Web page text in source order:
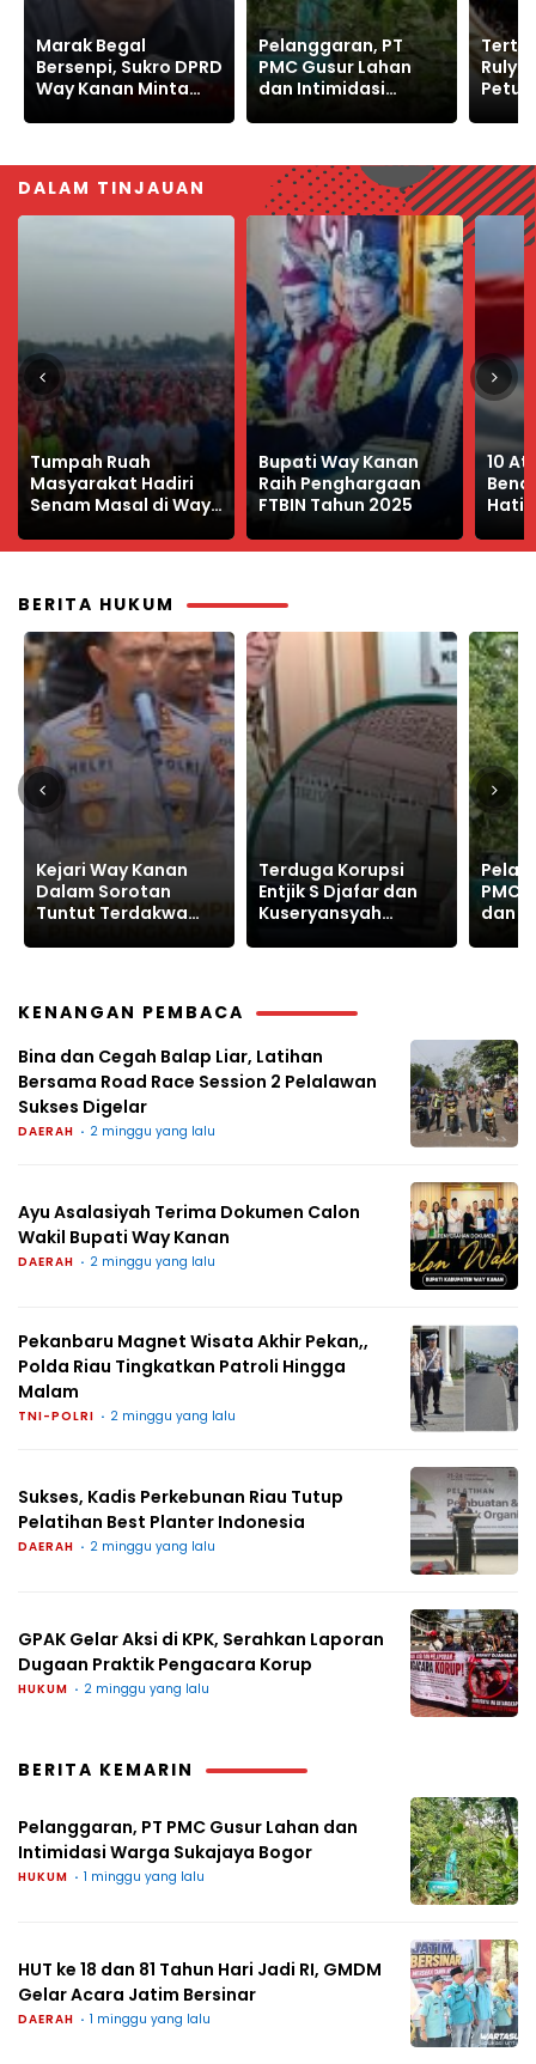
Pelanggaran, PT
PMC Gusur Lahan
dan Intimidasi
Bogor
Tertangkap Sudah,
Ruly Sempat Upload
Petunjuk “Saya
Orang Ini”
Way
DALAM TINJAUAN
Bupati Way Kanan
Raih Penghargaan
FTBIN Tahun 2025
10 Aturan Pasang
Bendera Merah Putih,
Hati-hati Melanggar
Jadi
BERITA HUKUM
Terduga Korupsi
Entjik S Djafar dan
Kuseryansyah
Pelanggaran, PT
PMC Gusur Lahan
dan Intimidasi
KPK,
KENANGAN PEMBACA
Bina dan Cegah Balap Liar, Latihan
Bersama Road Race Session 2 Pelalawan
Sukses Digelar
DAERAH 2 minggu yang lalu
Ayu Asalasiyah Terima Dokumen Calon
Wakil Bupati Way Kanan
DAERAH 2 minggu yang lalu
Pekanbaru Magnet Wisata Akhir Pekan,,
Polda Riau Tingkatkan Patroli Hingga
Malam
TNI-POLRI 2 minggu yang lalu
Sukses, Kadis Perkebunan Riau Tutup
Pelatihan Best Planter Indonesia
DAERAH 2 minggu yang lalu
GPAK Gelar Aksi di KPK, Serahkan Laporan
Dugaan Praktik Pengacara Korup
HUKUM 2 minggu yang lalu
BERITA KEMARIN
Pelanggaran, PT PMC Gusur Lahan dan
Intimidasi Warga Sukajaya Bogor
HUKUM 1 minggu yang lalu
HUT ke 18 dan 81 Tahun Hari Jadi RI, GMDM
Gelar Acara Jatim Bersinar
DAERAH 1 minggu yang lalu